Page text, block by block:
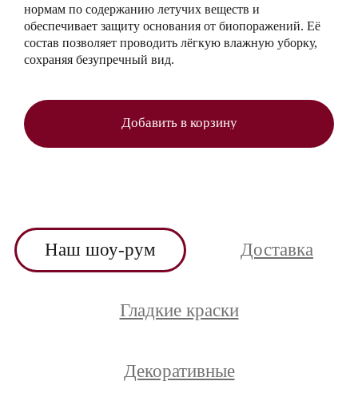
нормам по содержанию летучих веществ и
обеспечивает защиту основания от биопоражений. Её
состав позволяет проводить лёгкую влажную уборку,
сохраняя безупречный вид.
Добавить в корзину
Наш шоу-рум Доставка
Гладкие краски
Декоративные